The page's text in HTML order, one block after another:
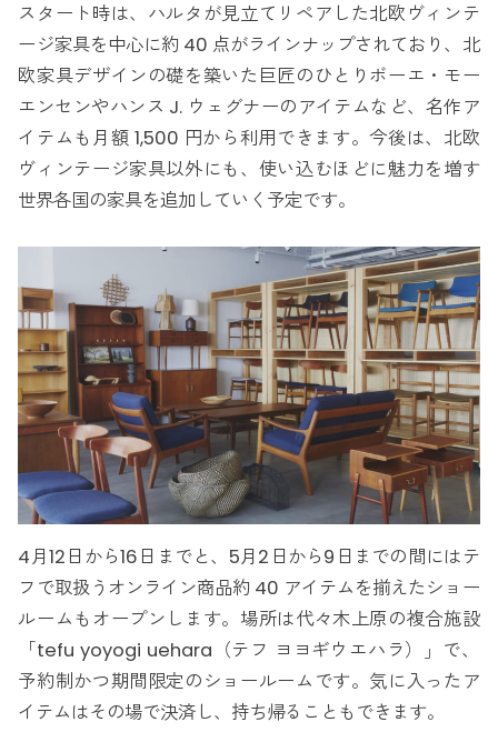
スタート時は、ハルタが見立てリペアした北欧ヴィンテ
ージ家具を中心に約 40 点がラインナップされており、北
欧家具デザインの礎を築いた巨匠のひとりボーエ・モー
エンセンやハンス J. ウェグナーのアイテムなど、名作ア
イテムも月額 1,500 円から利用できます。今後は、北欧
ヴィンテージ家具以外にも、使い込むほどに魅力を増す
世界各国の家具を追加していく予定です。
4月12日から16日までと、5月2日から9日までの間にはテ
フで取扱うオンライン商品約 40 アイテムを揃えたショー
ルームもオープンします。場所は代々木上原の複合施設
「tefu yoyogi uehara（テフ ヨヨギウエハラ）」で、
予約制かつ期間限定のショールームです。気に入ったア
イテムはその場で決済し、持ち帰ることもできます。